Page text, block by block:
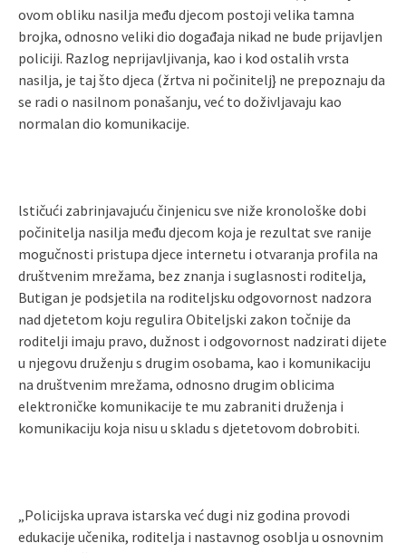
ovom obliku nasilja među djecom postoji velika tamna
brojka, odnosno veliki dio događaja nikad ne bude prijavljen
policiji. Razlog neprijavljivanja, kao i kod ostalih vrsta
nasilja, je taj što djeca (žrtva ni počinitelj} ne prepoznaju da
se radi o nasilnom ponašanju, već to doživljavaju kao
normalan dio komunikacije.
lstičući zabrinjavajuću činjenicu sve niže kronološke dobi
počinitelja nasilja među djecom koja je rezultat sve ranije
mogučnosti pristupa djece internetu i otvaranja profila na
društvenim mrežama, bez znanja i suglasnosti roditelja,
Butigan je podsjetila na roditeljsku odgovornost nadzora
nad djetetom koju regulira Obiteljski zakon točnije da
roditelji imaju pravo, dužnost i odgovornost nadzirati dijete
u njegovu druženju s drugim osobama, kao i komunikaciju
na društvenim mrežama, odnosno drugim oblicima
elektroničke komunikacije te mu zabraniti druženja i
komunikaciju koja nisu u skladu s djetetovom dobrobiti.
„Policijska uprava istarska već dugi niz godina provodi
edukacije učenika, roditelja i nastavnog osoblja u osnovnim